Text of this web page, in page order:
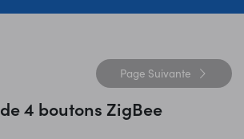
Page Suivante